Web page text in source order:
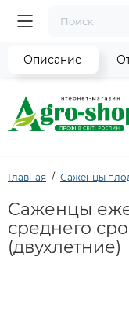
Главная Саженцы
Саженцы
среднего
(двухлетние)
Описание